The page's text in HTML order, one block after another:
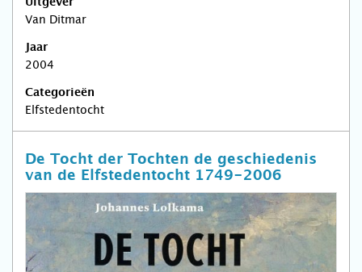
Uitgever
Van Ditmar
Jaar
2004
Categorieën
Elfstedentocht
De Tocht der Tochten de geschiedenis
van de Elfstedentocht 1749-2006